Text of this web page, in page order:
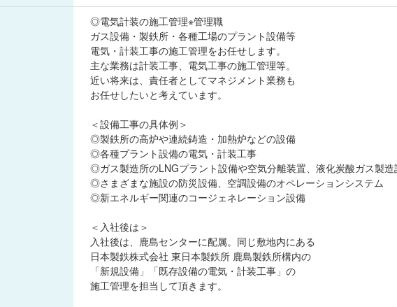
◎電気計装の施工管理※管理職
ガス設備・製鉄所・各種工場のプラント設備等
電気・計装工事の施工管理をお任せします。
主な業務は計装工事、電気工事の施工管理等。
近い将来は、責任者としてマネジメント業務も
お任せしたいと考えています。
＜設備工事の具体例＞
◎製鉄所の高炉や連続鋳造・加熱炉などの設備
◎各種プラント設備の電気・計装工事
◎ガス製造所のLNGプラント設備や空気分離装置、液化炭酸ガス製造
◎さまざまな施設の防災設備、空調設備のオペレーションシステム
◎新エネルギー関連のコージェネレーション設備
＜入社後は＞
入社後は、鹿島センターに配属。同じ敷地内にある
日本製鉄株式会社 東日本製鉄所 鹿島製鉄所構内の
「新規設備」「既存設備の電気・計装工事」の
施工管理を担当して頂きます。